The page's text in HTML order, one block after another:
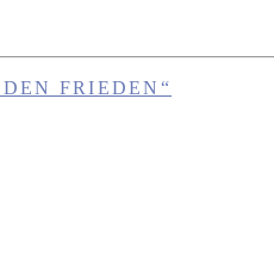
FRIEDEN“